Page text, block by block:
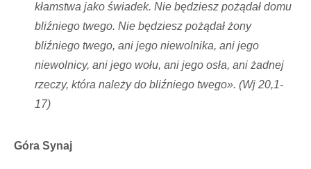
kłamstwa jako świadek. Nie będziesz pożądał domu
bliźniego twego. Nie będziesz pożądał żony
bliźniego twego, ani jego niewolnika, ani jego
niewolnicy, ani jego wołu, ani jego osła, ani żadnej
rzeczy, która należy do bliźniego twego». (Wj 20,1-
17)
Góra Synaj